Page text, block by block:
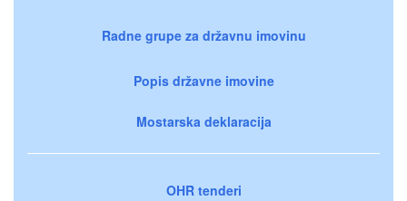
Radne grupe za državnu imovinu
Popis državne imovine
Mostarska deklaracija
OHR tenderi